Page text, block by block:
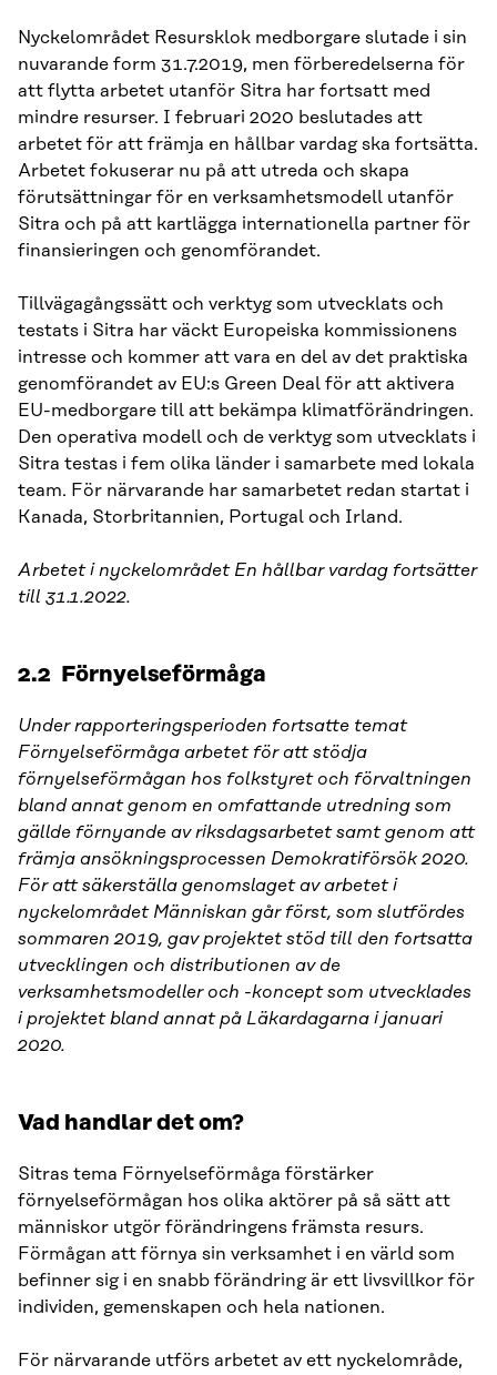
Nyckelområdet Resursklok medborgare slutade i sin
nuvarande form 31.7.2019, men förberedelserna för
att flytta arbetet utanför Sitra har fortsatt med
mindre resurser. I februari 2020 beslutades att
arbetet för att främja en hållbar vardag ska fortsätta.
Arbetet fokuserar nu på att utreda och skapa
förutsättningar för en verksamhetsmodell utanför
Sitra och på att kartlägga internationella partner för
finansieringen och genomförandet.
Tillvägagångssätt och verktyg som utvecklats och
testats i Sitra har väckt Europeiska kommissionens
intresse och kommer att vara en del av det praktiska
genomförandet av EU:s Green Deal för att aktivera
EU-medborgare till att bekämpa klimatförändringen.
Den operativa modell och de verktyg som utvecklats i
Sitra testas i fem olika länder i samarbete med lokala
team. För närvarande har samarbetet redan startat i
Kanada, Storbritannien, Portugal och Irland.
Arbetet i nyckelområdet En hållbar vardag fortsätter
till 31.1.2022.
2.2 Förnyelseförmåga
Under rapporteringsperioden fortsatte temat
Förnyelseförmåga arbetet för att stödja
förnyelseförmågan hos folkstyret och förvaltningen
bland annat genom en omfattande utredning som
gällde förnyande av riksdagsarbetet samt genom att
främja ansökningsprocessen Demokratiförsök 2020.
För att säkerställa genomslaget av arbetet i
nyckelområdet Människan går först, som slutfördes
sommaren 2019, gav projektet stöd till den fortsatta
utvecklingen och distributionen av de
verksamhetsmodeller och -koncept som utvecklades
i projektet bland annat på Läkardagarna i januari
2020.
Vad handlar det om?
Sitras tema Förnyelseförmåga förstärker
förnyelseförmågan hos olika aktörer på så sätt att
människor utgör förändringens främsta resurs.
Förmågan att förnya sin verksamhet i en värld som
befinner sig i en snabb förändring är ett livsvillkor för
individen, gemenskapen och hela nationen.
För närvarande utförs arbetet av ett nyckelområde,